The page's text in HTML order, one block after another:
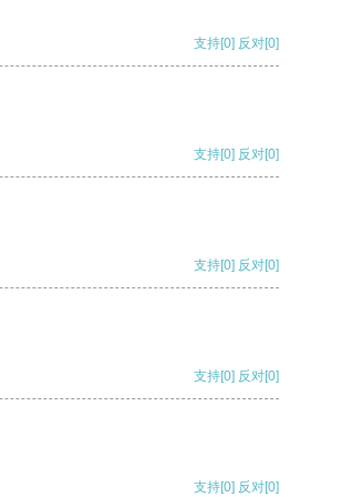
支持[0] 反对[0]
支持[0] 反对[0]
支持[0] 反对[0]
支持[0] 反对[0]
支持[0] 反对[0]